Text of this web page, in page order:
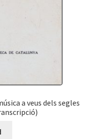
a veus dels segles